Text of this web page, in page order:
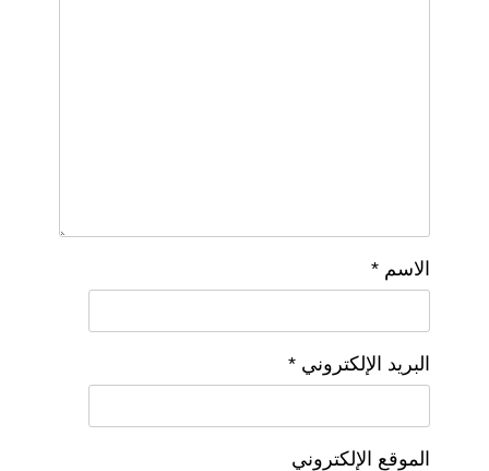
الاسم *
البريد الإلكتروني *
الموقع الإلكتروني